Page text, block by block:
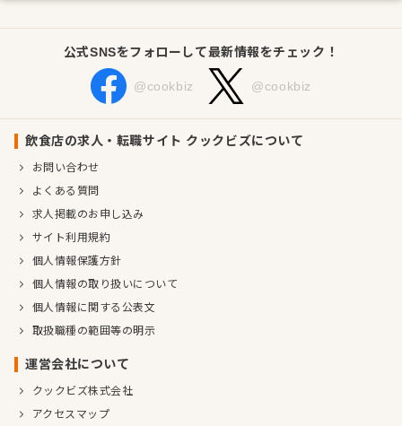
公式SNSをフォローして最新情報をチェック！
@cookbiz @cookbiz
飲食店の求人・転職サイト クックビズについて
お問い合わせ
よくある質問
求人掲載のお申し込み
サイト利用規約
個人情報保護方針
個人情報の取り扱いについて
個人情報に関する公表文
取扱職種の範囲等の明示
運営会社について
クックビズ株式会社
アクセスマップ